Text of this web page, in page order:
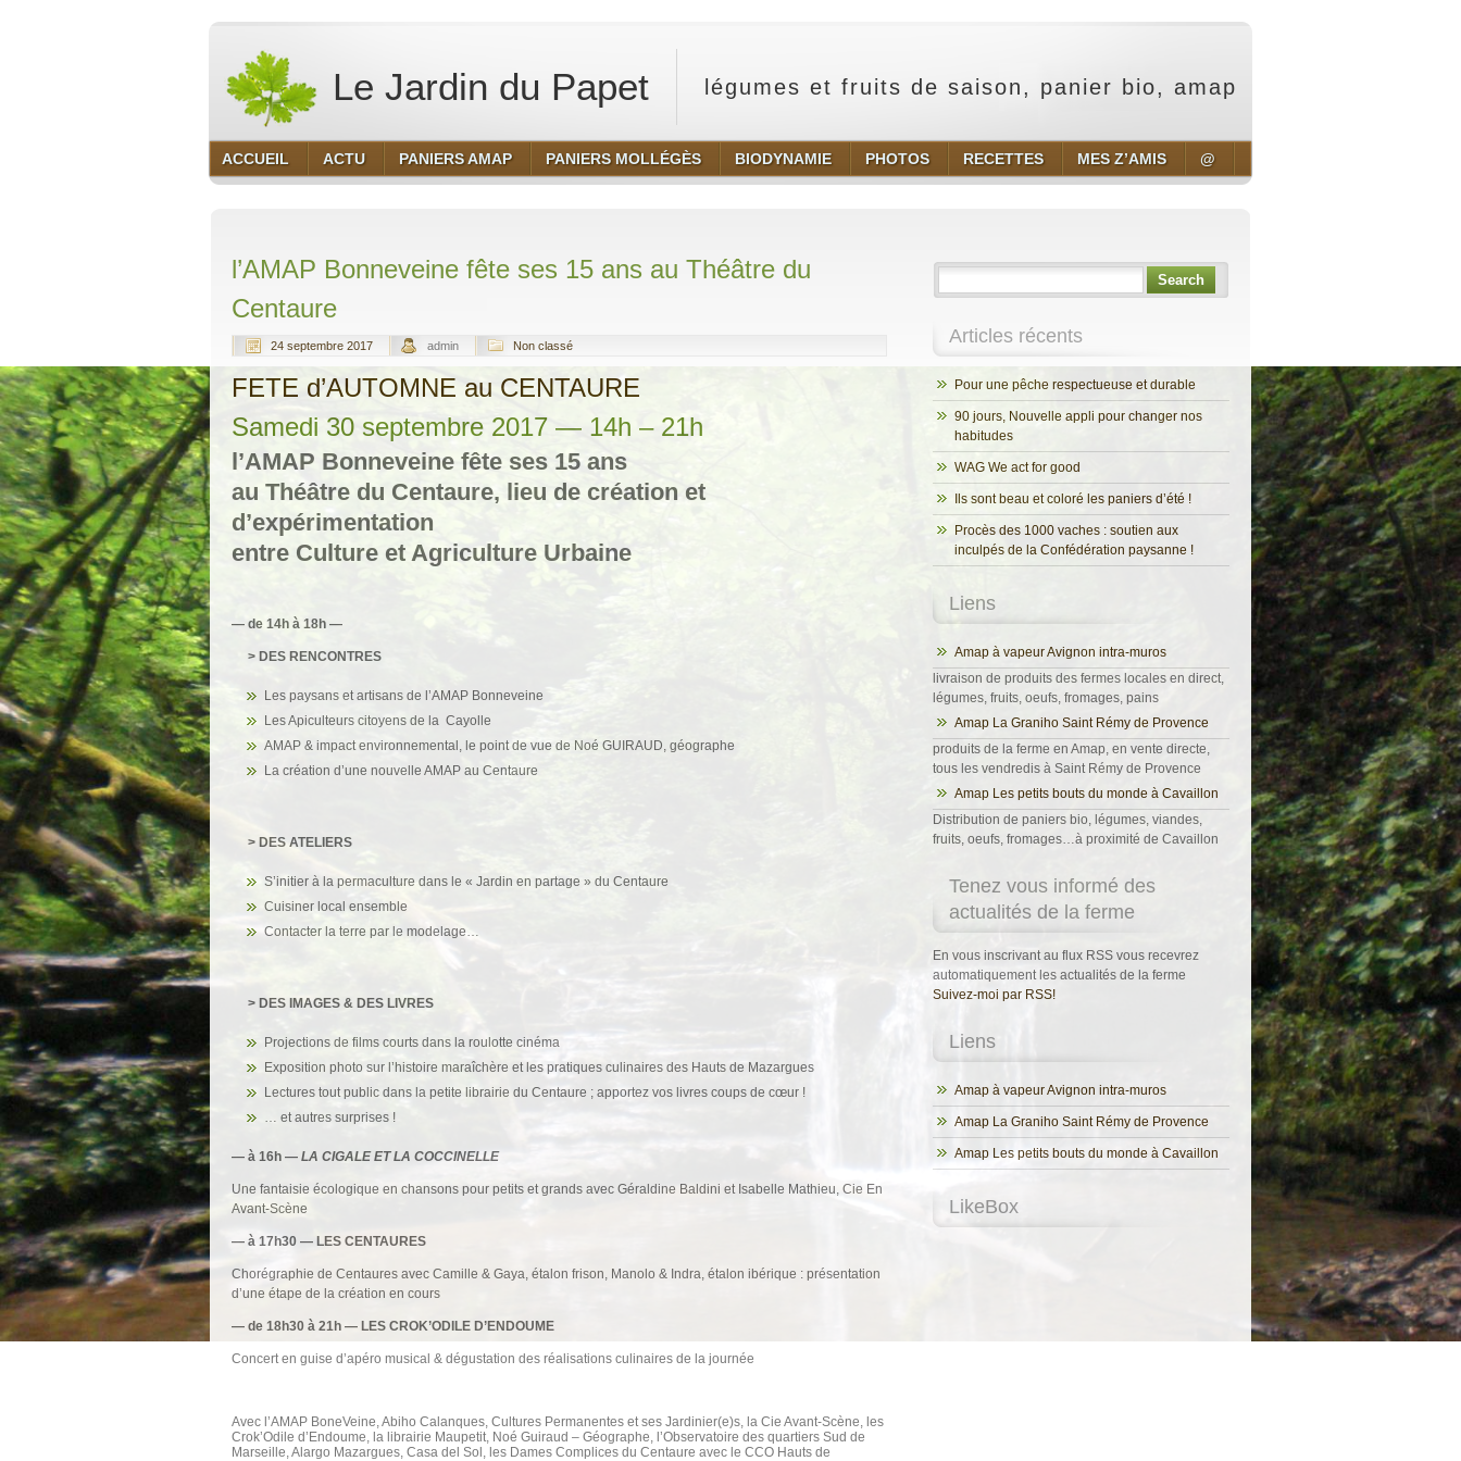
Le Jardin du Papet légumes et fruits de saison, panier bio, amap
ACCUEIL ACTU PANIERS AMAP PANIERS MOLLÉGÈS BIODYNAMIE PHOTOS RECETTES MES Z’AMIS @
l’AMAP Bonneveine fête ses 15 ans au Théâtre du
Centaure
24 septembre 2017 admin Non classé
FETE d’AUTOMNE au CENTAURE
Samedi 30 septembre 2017 — 14h – 21h
l’AMAP Bonneveine fête ses 15 ans
au Théâtre du Centaure, lieu de création et
d’expérimentation
entre Culture et Agriculture Urbaine
— de 14h à 18h —
> DES RENCONTRES
Les paysans et artisans de l’AMAP Bonneveine
Les Apiculteurs citoyens de la Cayolle
AMAP & impact environnemental, le point de vue de Noé GUIRAUD, géographe
La création d’une nouvelle AMAP au Centaure
> DES ATELIERS
S’initier à la permaculture dans le « Jardin en partage » du Centaure
Cuisiner local ensemble
Contacter la terre par le modelage…
> DES IMAGES & DES LIVRES
Projections de films courts dans la roulotte cinéma
Exposition photo sur l’histoire maraîchère et les pratiques culinaires des Hauts de Mazargues
Lectures tout public dans la petite librairie du Centaure ; apportez vos livres coups de cœur !
… et autres surprises !
— à 16h — LA CIGALE ET LA COCCINELLE
Une fantaisie écologique en chansons pour petits et grands avec Géraldine Baldini et Isabelle Mathieu, Cie En
Avant-Scène
— à 17h30 — LES CENTAURES
Chorégraphie de Centaures avec Camille & Gaya, étalon frison, Manolo & Indra, étalon ibérique : présentation
d’une étape de la création en cours
— de 18h30 à 21h — LES CROK’ODILE D’ENDOUME
Concert en guise d’apéro musical & dégustation des réalisations culinaires de la journée
Avec l’AMAP BoneVeine, Abiho Calanques, Cultures Permanentes et ses Jardinier(e)s, la Cie Avant-Scène, les
Crok’Odile d’Endoume, la librairie Maupetit, Noé Guiraud – Géographe, l’Observatoire des quartiers Sud de
Marseille, Alargo Mazargues, Casa del Sol, les Dames Complices du Centaure avec le CCO Hauts de
Search
Articles récents
Pour une pêche respectueuse et durable
90 jours, Nouvelle appli pour changer nos
habitudes
WAG We act for good
Ils sont beau et coloré les paniers d’été !
Procès des 1000 vaches : soutien aux
inculpés de la Confédération paysanne !
Liens
Amap à vapeur Avignon intra-muros
livraison de produits des fermes locales en direct,
légumes, fruits, oeufs, fromages, pains
Amap La Graniho Saint Rémy de Provence
produits de la ferme en Amap, en vente directe,
tous les vendredis à Saint Rémy de Provence
Amap Les petits bouts du monde à Cavaillon
Distribution de paniers bio, légumes, viandes,
fruits, oeufs, fromages…à proximité de Cavaillon
Tenez vous informé des
actualités de la ferme
En vous inscrivant au flux RSS vous recevrez
automatiquement les actualités de la ferme
Suivez-moi par RSS!
Liens
Amap à vapeur Avignon intra-muros
Amap La Graniho Saint Rémy de Provence
Amap Les petits bouts du monde à Cavaillon
LikeBox